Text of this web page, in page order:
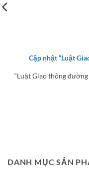
Cập nhật “Luật
“Luật Giao thông
DANH MỤC SẢN